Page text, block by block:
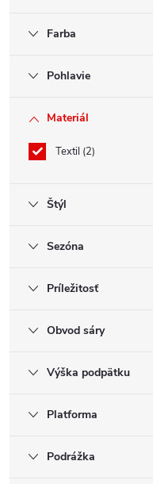
Farba
Pohlavie
Materiál
Textil 2
Štýl
Sezóna
Príležitosť
Obvod sáry
Výška podpätku
Platforma
Podrážka